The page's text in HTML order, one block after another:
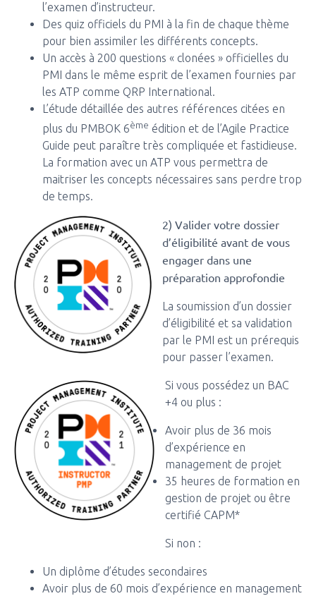
l’examen d’instructeur.
Des quiz officiels du PMI à la fin de chaque thème
pour bien assimiler les différents concepts.
Un accès à 200 questions « clonées » officielles du
PMI dans le même esprit de l’examen fournies par
les ATP comme QRP International.
L’étude détaillée des autres références citées en
plus du PMBOK 6ème édition et de l’Agile Practice
Guide peut paraître très compliquée et fastidieuse.
La formation avec un ATP vous permettra de
maitriser les concepts nécessaires sans perdre trop
de temps.
2) Valider votre dossier
d’éligibilité avant de vous
engager dans une
préparation approfondie
La soumission d’un dossier
d’éligibilité et sa validation
par le PMI est un prérequis
pour passer l’examen.
Si vous possédez un BAC
+4 ou plus :
Avoir plus de 36 mois
d’expérience en
management de projet
35 heures de formation en
gestion de projet ou être
certifié CAPM*
Si non :
Un diplôme d’études secondaires
Avoir plus de 60 mois d’expérience en management